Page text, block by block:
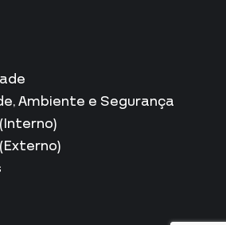
Ambiente e Segurança